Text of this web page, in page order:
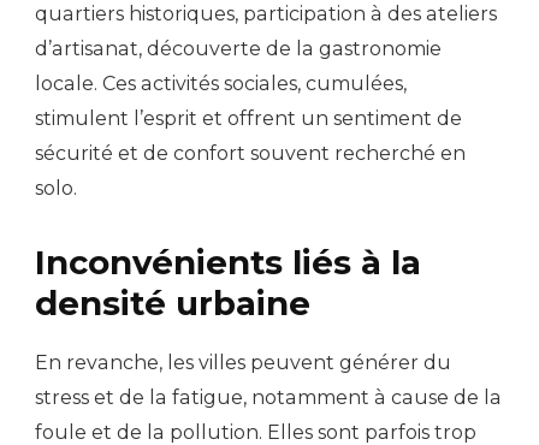
quartiers historiques, participation à des ateliers
d’artisanat, découverte de la gastronomie
locale. Ces activités sociales, cumulées,
stimulent l’esprit et offrent un sentiment de
sécurité et de confort souvent recherché en
solo.
Inconvénients liés à la
densité urbaine
En revanche, les villes peuvent générer du
stress et de la fatigue, notamment à cause de la
foule et de la pollution. Elles sont parfois trop